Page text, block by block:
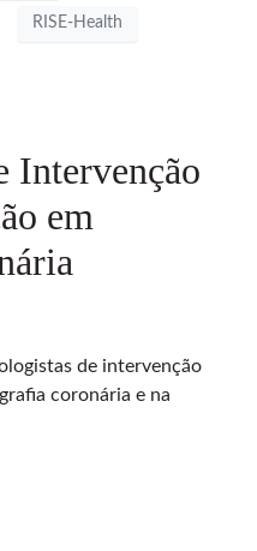
RISE-Health
Intervenção
em
de intervenção
coronária e na